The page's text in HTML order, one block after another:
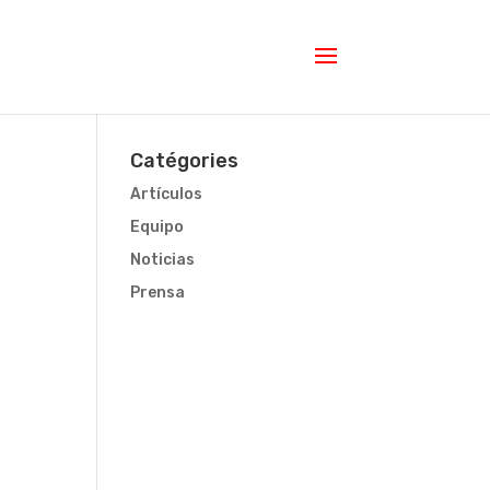
Catégories
Artículos
Equipo
Noticias
Prensa